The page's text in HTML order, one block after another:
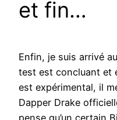
et fin…
Enfin, je suis arrivé
test est concluant et
est expérimental, il
Dapper Drake